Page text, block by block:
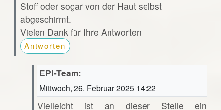
Stoff oder sogar von der Haut selbst
abgeschirmt.
Vielen Dank für Ihre Antworten
Antworten
EPI-Team:
Mittwoch, 26. Februar 2025 14:22
Vielleicht ist an dieser Stelle ein